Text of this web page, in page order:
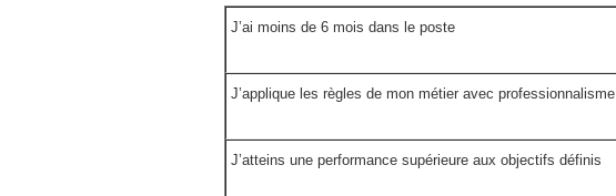
J’ai moins de 6 mois dans le poste
J’applique les règles de mon métier avec professionnalisme
J’atteins une performance supérieure aux objectifs définis